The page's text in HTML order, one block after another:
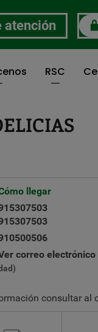
atención
RSC
llegar
correo electrónico
consultar al